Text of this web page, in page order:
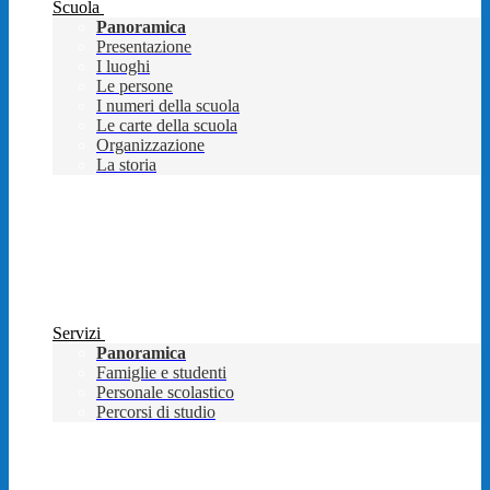
Scuola
Panoramica
Presentazione
I luoghi
Le persone
I numeri della scuola
Le carte della scuola
Organizzazione
La storia
Servizi
Panoramica
Famiglie e studenti
Personale scolastico
Percorsi di studio